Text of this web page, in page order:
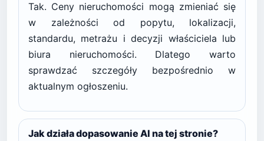
Tak. Ceny nieruchomości mogą zmieniać się
w zależności od popytu, lokalizacji,
standardu, metrażu i decyzji właściciela lub
biura nieruchomości. Dlatego warto
sprawdzać szczegóły bezpośrednio w
aktualnym ogłoszeniu.
Jak działa dopasowanie AI na tej stronie?